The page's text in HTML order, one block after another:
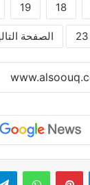
18
19
23 الصفحة
لينكدإن بينتيريست